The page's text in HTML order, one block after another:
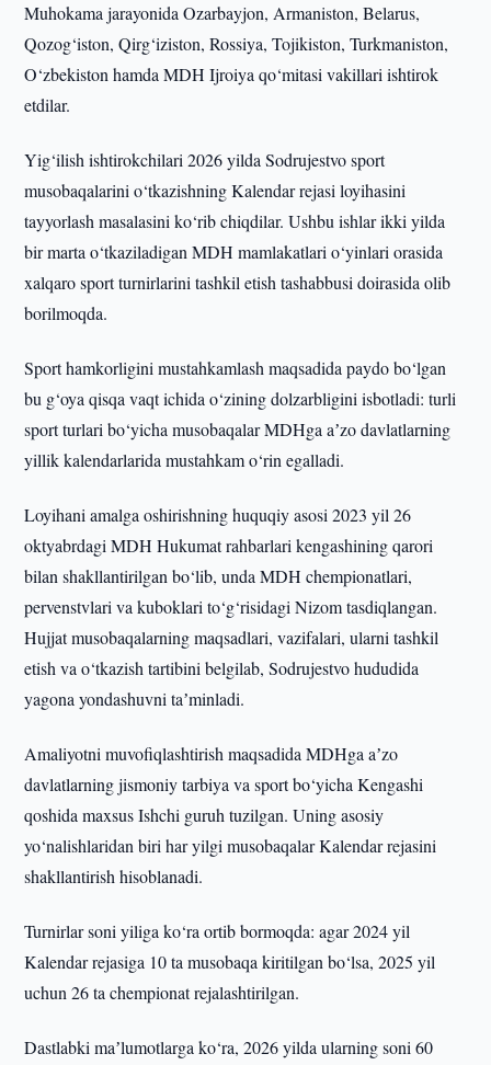
Muhokama jarayonida Ozarbayjon, Armaniston, Belarus,
Qozog‘iston, Qirg‘iziston, Rossiya, Tojikiston, Turkmaniston,
O‘zbekiston hamda MDH Ijroiya qo‘mitasi vakillari ishtirok
etdilar.
Yig‘ilish ishtirokchilari 2026 yilda Sodrujestvo sport
musobaqalarini o‘tkazishning Kalendar rejasi loyihasini
tayyorlash masalasini ko‘rib chiqdilar. Ushbu ishlar ikki yilda
bir marta o‘tkaziladigan MDH mamlakatlari o‘yinlari orasida
xalqaro sport turnirlarini tashkil etish tashabbusi doirasida olib
borilmoqda.
Sport hamkorligini mustahkamlash maqsadida paydo bo‘lgan
bu g‘oya qisqa vaqt ichida o‘zining dolzarbligini isbotladi: turli
sport turlari bo‘yicha musobaqalar MDHga aʼzo davlatlarning
yillik kalendarlarida mustahkam o‘rin egalladi.
Loyihani amalga oshirishning huquqiy asosi 2023 yil 26
oktyabrdagi MDH Hukumat rahbarlari kengashining qarori
bilan shakllantirilgan bo‘lib, unda MDH chempionatlari,
pervenstvlari va kuboklari to‘g‘risidagi Nizom tasdiqlangan.
Hujjat musobaqalarning maqsadlari, vazifalari, ularni tashkil
etish va o‘tkazish tartibini belgilab, Sodrujestvo hududida
yagona yondashuvni taʼminladi.
Amaliyotni muvofiqlashtirish maqsadida MDHga aʼzo
davlatlarning jismoniy tarbiya va sport bo‘yicha Kengashi
qoshida maxsus Ishchi guruh tuzilgan. Uning asosiy
yo‘nalishlaridan biri har yilgi musobaqalar Kalendar rejasini
shakllantirish hisoblanadi.
Turnirlar soni yiliga ko‘ra ortib bormoqda: agar 2024 yil
Kalendar rejasiga 10 ta musobaqa kiritilgan bo‘lsa, 2025 yil
uchun 26 ta chempionat rejalashtirilgan.
Dastlabki maʼlumotlarga ko‘ra, 2026 yilda ularning soni 60